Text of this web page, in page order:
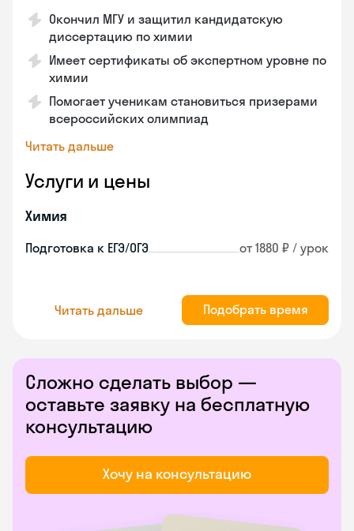
Окончил МГУ и защитил кандидатскую
диссертацию по химии
Имеет сертификаты об экспертном уровне по
химии
Помогает ученикам становиться призерами
всероссийских олимпиад
Читать дальше
Услуги и цены
Химия
Подготовка к ЕГЭ/ОГЭ от 1880 ₽ / урок
Читать дальше Подобрать время
Сложно сделать выбор —
оставьте заявку на бесплатную
консультацию
Хочу на консультацию